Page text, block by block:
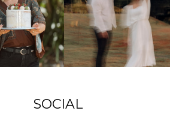
SOCIAL